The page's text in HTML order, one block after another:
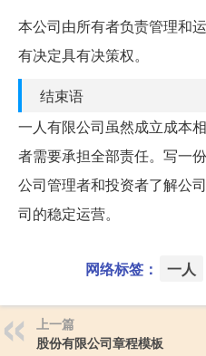
本公司由所有者负责管理和
有决定具有决策权。
结束语
一人有限公司虽然成立成本
者需要承担全部责任。写一
公司管理者和投资者了解公
司的稳定运营。
网络标签： 一人
上一篇
股份有限公司章程模板